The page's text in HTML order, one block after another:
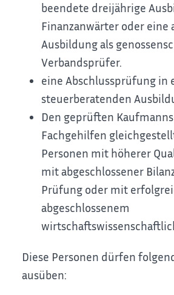
beendete dreijährige
Finanzanwärter oder eine
Ausbildung als
Verbandsprüfer.
eine Abschlussprüfung in
steuerberatenden
Den geprüften
Fachgehilfen
Personen mit höherer
mit abgeschlossener
Prüfung oder mit
abgeschlossenem
Diese Personen dürfen
ausüben: